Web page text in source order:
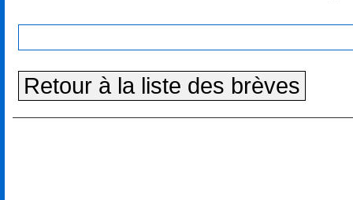
Retour à la liste des brèves